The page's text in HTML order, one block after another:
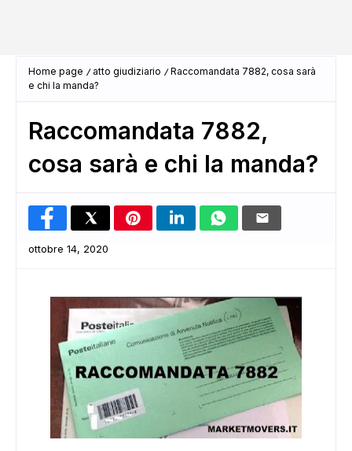
Home page atto giudiziario
Raccomandata 7882, cosa sarà
e chi la manda?
Raccomandata 7882,
cosa sarà e chi la manda?
ottobre 14, 2020